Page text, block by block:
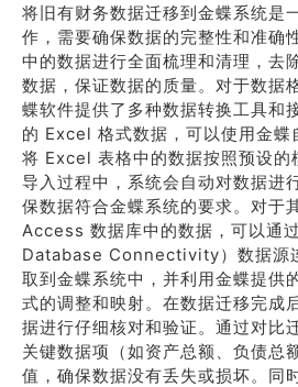
将旧有财务数据迁移到金蝶系统是
作，需要确保数据的完整性和准确
中的数据进行全面梳理和清理，去
数据，保证数据的质量。对于数据
蝶软件提供了多种数据转换工具和
的 Excel 格式数据，可以使用金蝶
将 Excel 表格中的数据按照预设的
导入过程中，系统会自动对数据进
保数据符合金蝶系统的要求。对于
Access 数据库中的数据，可以通
Database Connectivity）数据源
取到金蝶系统中，并利用金蝶提供
式的调整和映射。在数据迁移完成
据进行仔细核对和验证。通过对比
关键数据项（如资产总额、负债总
值，确保数据没有丢失或损坏。同